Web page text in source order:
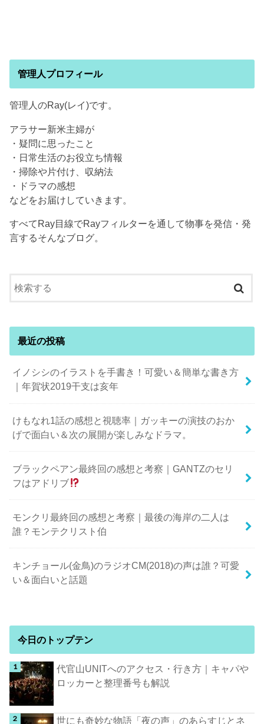
管理人プロフィール
管理人のRay(レイ)です。
アラサー新米主婦が
・疑問に思ったこと
・日常生活のお役立ち情報
・掃除や片付け、収納法
・ドラマの感想
などをお届けしていきます。
すべてRay目線でRayフィルターを通して物事を発信・発
言するそんなブログ。
最近の投稿
イノシシのイラストを手書き！可愛い＆簡単な書き方
｜年賀状2019干支は亥年
けもなれ1話の感想と視聴率｜ガッキーの演技のおか
げで面白い＆次の展開が楽しみなドラマ。
ブラックペアン最終回の感想と考察｜GANTZのセリ
フはアドリブ
モンクリ最終回の感想と考察｜最後の海岸の二人は
誰？モンテクリスト伯
キンチョール(金鳥)のラジオCM(2018)の声は誰？可愛
い＆面白いと話題
今日のトップテン
代官山UNITへのアクセス・行き方｜キャパや
ロッカーと整理番号も解説
世にも奇妙な物語「夜の声」のあらすじとネ